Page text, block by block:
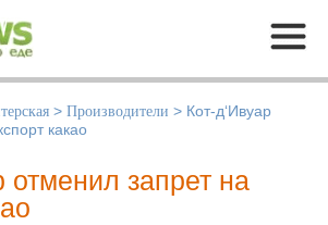
Меню
> Производители > Кот-д‘Ивуар
какао
отменил запрет на